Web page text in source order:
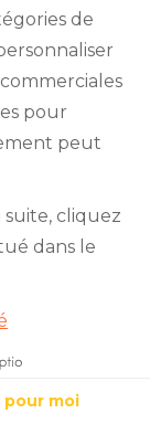
en 10
officiels du
IBT®, du
de
pour
peut
cliquez
dans le
pour moi